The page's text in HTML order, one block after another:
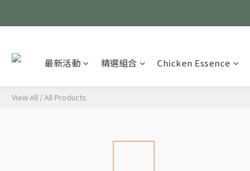
最新活動 精選組合 Chicken Essence
View All /All Products